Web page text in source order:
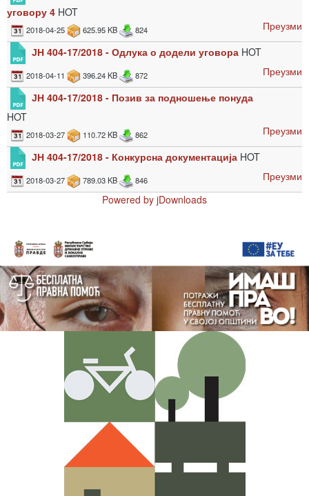
уговору 4 HOT
2018-04-25 625.95 KB 824
Преузми
ЈН 404-17/2018 - Одлука о додели уговора HOT
2018-04-11 396.24 KB 872
Преузми
ЈН 404-17/2018 - Позив за подношење понуда
HOT
2018-03-27 110.72 KB 862
Преузми
ЈН 404-17/2018 - Конкурсна документација HOT
2018-03-27 789.03 KB 846
Преузми
Powered by jDownloads